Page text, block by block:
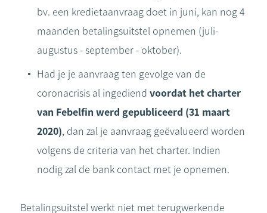
bv. een kredietaanvraag doet in juni, kan nog 4
maanden betalingsuitstel opnemen (juli-
augustus - september - oktober).
Had je je aanvraag ten gevolge van de
coronacrisis al ingediend voordat het charter
van Febelfin werd gepubliceerd (31 maart
2020), dan zal je aanvraag geëvalueerd worden
volgens de criteria van het charter. Indien
nodig zal de bank contact met je opnemen.
Betalingsuitstel werkt niet met terugwerkende